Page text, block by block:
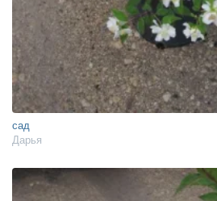
сад
Дарья